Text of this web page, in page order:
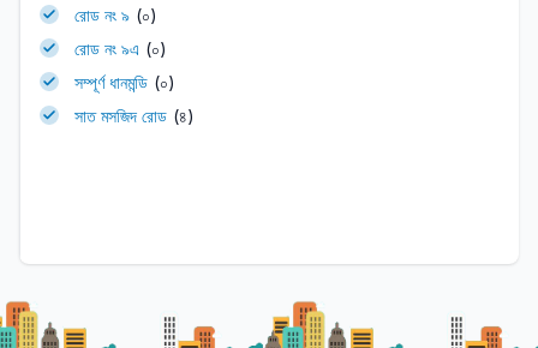
রোড নং ৯ (০)
রোড নং ৯এ (০)
সম্পূর্ণ ধানমন্ডি (০)
সাত মসজিদ রোড (৪)